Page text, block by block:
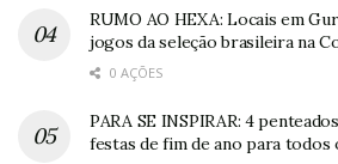
RUMO AO HEXA: Locais em
jogos da seleção brasileira na
0 AÇÕES
PARA SE INSPIRAR: 4
festas de fim de ano para todos